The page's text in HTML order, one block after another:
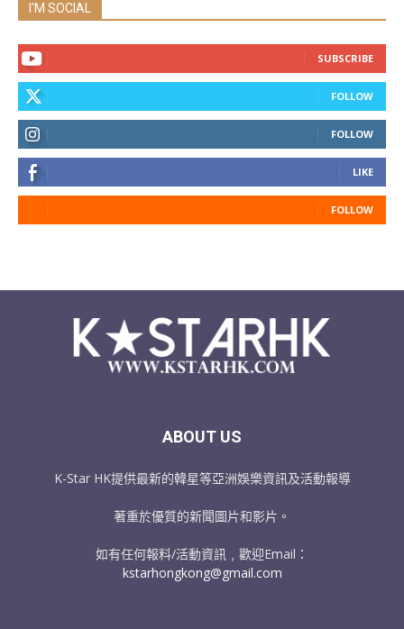
I'M SOCIAL
SUBSCRIBE
FOLLOW
FOLLOW
LIKE
FOLLOW
ABOUT US
K-Star HK提供最新的韓星等亞洲娛樂資訊及活動報導
著重於優質的新聞圖片和影片。
如有任何報料/活動資訊﹐歡迎Email：
kstarhongkong@gmail.com